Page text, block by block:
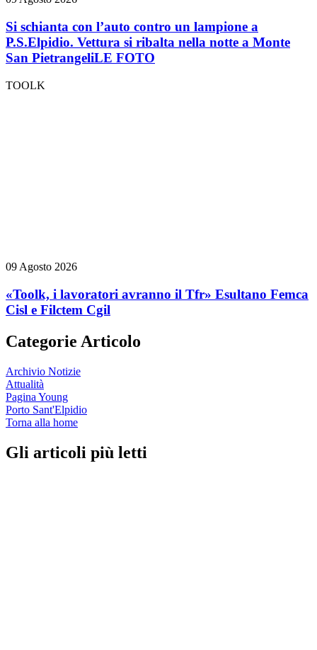
Si schianta con l’auto contro un lampione a
P.S.Elpidio. Vettura si ribalta nella notte a Monte
San PietrangeliLE FOTO
TOOLK
09 Agosto 2026
«Toolk, i lavoratori avranno il Tfr» Esultano Femca
Cisl e Filctem Cgil
Categorie Articolo
Archivio Notizie
Attualità
Pagina Young
Porto Sant'Elpidio
Torna alla home
Gli articoli più letti